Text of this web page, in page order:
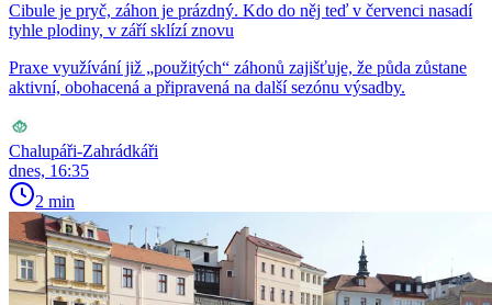
Cibule je pryč, záhon je prázdný. Kdo do něj teď v červenci nasadí
tyhle plodiny, v září sklízí znovu
Praxe využívání již „použitých“ záhonů zajišťuje, že půda zůstane
aktivní, obohacená a připravená na další sezónu výsadby.
Chalupáři-Zahrádkáři
dnes, 16:35
2 min